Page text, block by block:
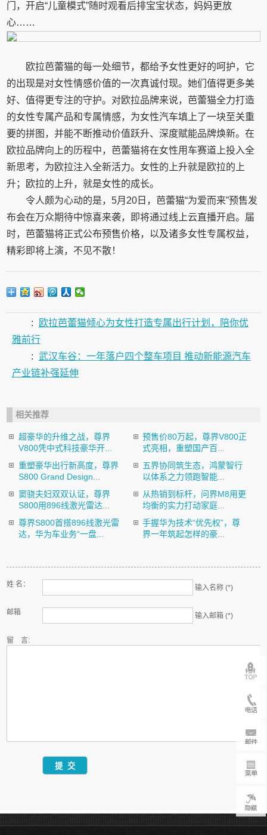
门，开启“儿童模式”随时观看后排宝宝状态，妈妈更放
心……
欧拉芭蕾猫的每一处细节，都给予女性更好的呵护，它
的出现是对女性情感价值的一次真诚付现。她们值得更多美
好、值得更专注的守护。对欧拉品牌来说，芭蕾猫全力打造
的女性专属产品和专属情感，为女性汽车填上了一块至关重
要的拼图，并能不断推动价值跃升、深度赋能品牌焕新。在
欧拉品牌向上的历程中，芭蕾猫将在女性用车赛道上投入全
新思考，为欧拉注入全新活力。女性的上升就是欧拉的上
升；欧拉的上升，就是女性的成长。
令人颇为心动的是，5月20日，芭蕾猫“为爱而来”预售发
布会在万众期待中惊喜来袭，即将通过线上云直播开启。届
时，芭蕾猫将正式公布预售价格，以及诸多女性专属权益，
精彩即将上演，不见不散！
:
欧拉芭蕾猫倾心为女性打造专属出行计划，陪你优
雅前行
: 武汉车谷：一年落户四个整车项目 推动新能源汽车
产业链补强延伸
相关推荐
超豪华的升维之战，尊界
V800凭中式科技豪华开...
预售价80万起，尊界V800正
式亮相，重塑国产百...
重塑豪华出行新高度，尊界
S800 Grand Design...
五界协同筑生态，鸿蒙智行
以体系之力领跑智能...
窦骁夫妇双双认证，尊界
S800用896线激光雷达...
从热销到标杆，问界M8用更
均衡的实力打动家庭...
尊界S800首搭896线激光雷
达，华为车业务“一盘...
手握华为技术“优先权”，尊
界一年筑起怎样的豪...
姓 名： 输入名称 (*)
邮箱 输入邮箱 (*)
留 言: